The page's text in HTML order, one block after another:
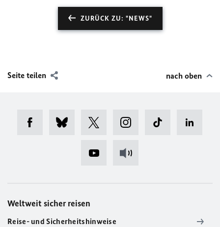
ZURÜCK ZU: "NEWS"
Seite teilen nach oben
Weltweit sicher reisen
Reise- und Sicherheitshinweise